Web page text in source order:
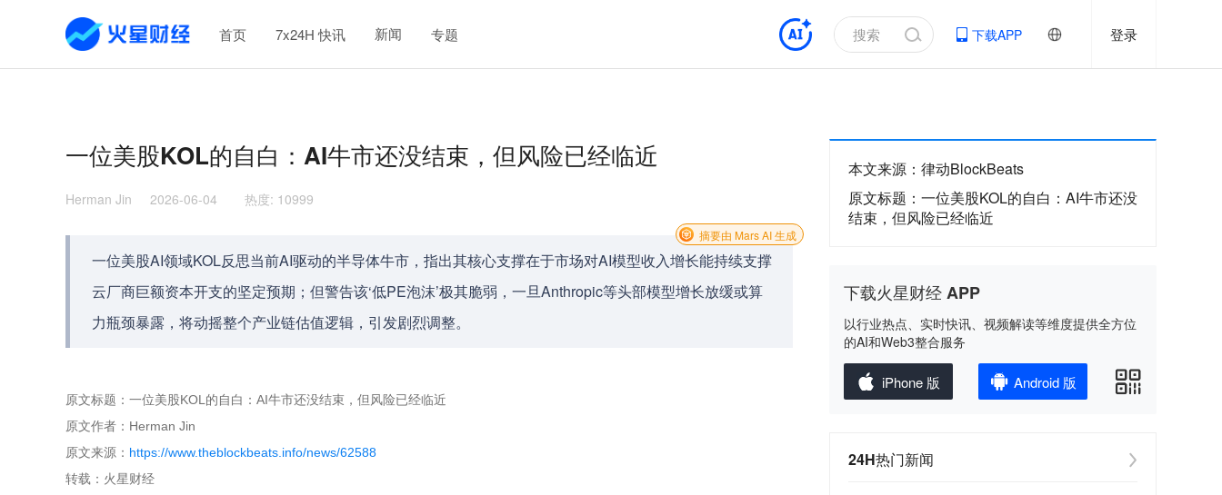
首页 7x24H 快讯 新闻 专题 下载APP 登录
一位美股KOL的自白：AI牛市还没结束，但风险已经临近
Herman Jin 2026-06-04 热度: 10999
一位美股AI领域KOL反思当前AI驱动的半导体牛市，指出其核心支撑在于市场对AI模型收入增长能持续支撑
云厂商巨额资本开支的坚定预期；但警告该‘低PE泡沫’极其脆弱，一旦Anthropic等头部模型增长放缓或算
力瓶颈暴露，将动摇整个产业链估值逻辑，引发剧烈调整。
摘要由 Mars AI 生成
原文标题：一位美股KOL的自白：AI牛市还没结束，但风险已经临近
原文作者：Herman Jin
原文来源： https://www.theblockbeats.info/news/62588
转载：火星财经
本文来源 ： 律动BlockBeats
原文标题 ： 一位美股KOL的自白：AI牛市还没
结束，但风险已经临近
下载火星财经 APP
以行业热点、实时快讯、视频解读等维度提供全方位
的AI和Web3整合服务
iPhone 版 Android 版
24H热门新闻